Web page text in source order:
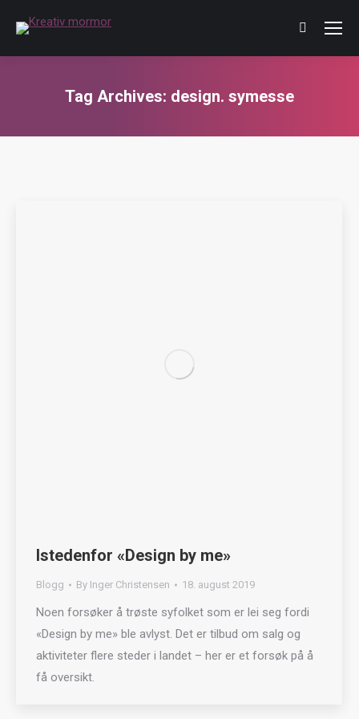
Tag Archives: design. symesse
Istedenfor «Design by me»
Blogg By Inger Christensen 18. august 2019
Noen forsøker å trøste syfolket som er lei seg fordi
«Design by me» ble avlyst. Det er tilbud om salg og
aktiviteter flere steder i landet – her er et forsøk på å
få oversikt.